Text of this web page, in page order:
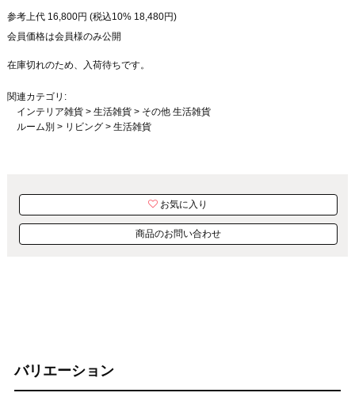
参考上代 16,800円 (税込10% 18,480円)
会員価格は会員様のみ公開
在庫切れのため、入荷待ちです。
関連カテゴリ:
インテリア雑貨> 生活雑貨> その他 生活雑貨
ルーム別 > リビング> 生活雑貨
お気に入り
商品のお問い合わせ
バリエーション